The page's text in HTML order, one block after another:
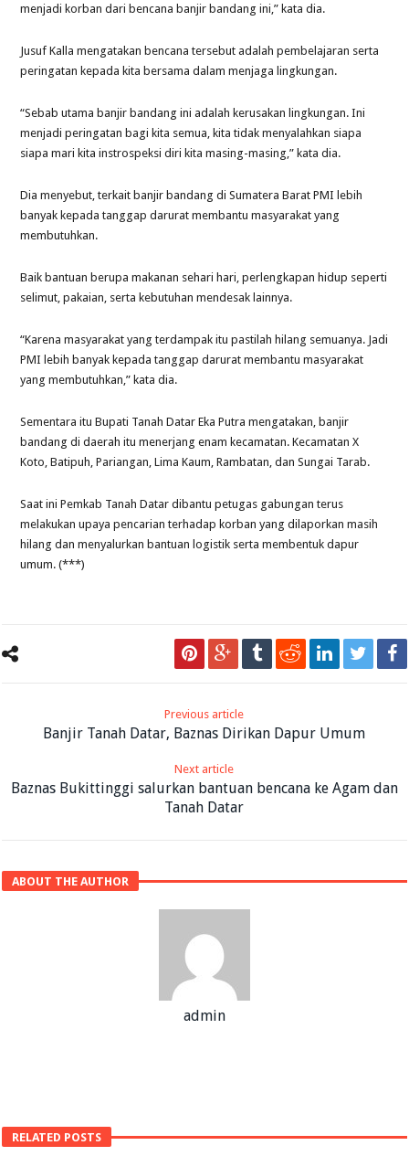
menjadi korban dari bencana banjir bandang ini,” kata dia.
Jusuf Kalla mengatakan bencana tersebut adalah pembelajaran serta
peringatan kepada kita bersama dalam menjaga lingkungan.
“Sebab utama banjir bandang ini adalah kerusakan lingkungan. Ini
menjadi peringatan bagi kita semua, kita tidak menyalahkan siapa
siapa mari kita instrospeksi diri kita masing-masing,” kata dia.
Dia menyebut, terkait banjir bandang di Sumatera Barat PMI lebih
banyak kepada tanggap darurat membantu masyarakat yang
membutuhkan.
Baik bantuan berupa makanan sehari hari, perlengkapan hidup seperti
selimut, pakaian, serta kebutuhan mendesak lainnya.
“Karena masyarakat yang terdampak itu pastilah hilang semuanya. Jadi
PMI lebih banyak kepada tanggap darurat membantu masyarakat
yang membutuhkan,” kata dia.
Sementara itu Bupati Tanah Datar Eka Putra mengatakan, banjir
bandang di daerah itu menerjang enam kecamatan. Kecamatan X
Koto, Batipuh, Pariangan, Lima Kaum, Rambatan, dan Sungai Tarab.
Saat ini Pemkab Tanah Datar dibantu petugas gabungan terus
melakukan upaya pencarian terhadap korban yang dilaporkan masih
hilang dan menyalurkan bantuan logistik serta membentuk dapur
umum. (***)
Previous article
Banjir Tanah Datar, Baznas Dirikan Dapur Umum
Next article
Baznas Bukittinggi salurkan bantuan bencana ke Agam dan
Tanah Datar
ABOUT THE AUTHOR
admin
RELATED POSTS